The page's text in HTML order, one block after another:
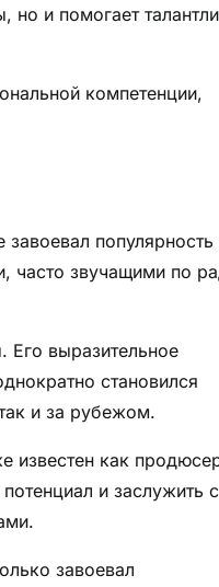
но и помогает
компетенции,
популярность
часто звучащими по
Его выразительное
становился
и за рубежом.
известен как
и заслужить
завоевал